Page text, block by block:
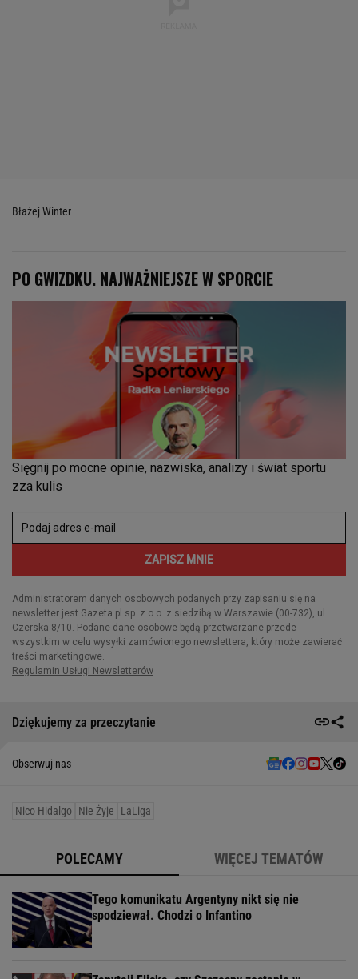
Błażej Winter
Dziękujemy za przeczytanie
Obserwuj nas
Nico Hidalgo Nie Żyje LaLiga
POLECAMY WIĘCEJ TEMATÓW
Tego komunikatu Argentyny nikt się nie
spodziewał. Chodzi o Infantino